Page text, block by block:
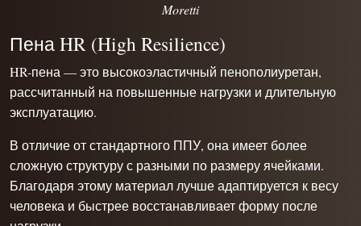
Moretti
Пена HR (High Resilience)
HR-пена — это высокоэластичный пенополиуретан,
рассчитанный на повышенные нагрузки и длительную
эксплуатацию.
В отличие от стандартного ППУ, она имеет более
сложную структуру с разными по размеру ячейками.
Благодаря этому материал лучше адаптируется к весу
человека и быстрее восстанавливает форму после